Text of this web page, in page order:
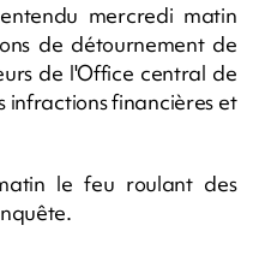
mercredi matin
de détournement de
de l'Office central de
infractions financières et
le feu roulant des